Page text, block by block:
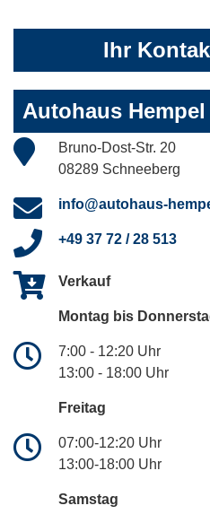
Ihr
Autohaus Hempel
Bruno-Dost-Str. 20
08289 Schneeberg
info@autohaus-
+49 37 72 / 28 513
Verkauf
Montag bis
7:00 - 12:20 Uhr
13:00 - 18:00 Uhr
Freitag
07:00-12:20 Uhr
13:00-18:00 Uhr
Samstag